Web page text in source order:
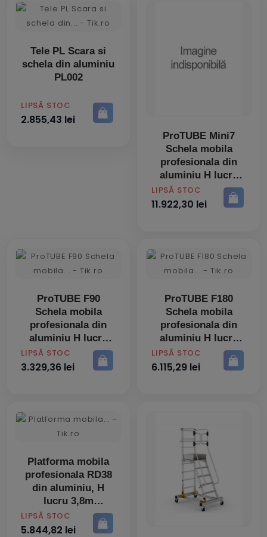
Tele PL Scara si
schela din aluminiu
PL002
PRET
LIPSĂ STOC
2.855,43 lei
ProTUBE Mini7
Schela mobila
profesionala din
aluminiu H lucru
6,8 m
PRET
LIPSĂ STOC
11.922,30 lei
ProTUBE F90
Schela mobila
profesionala din
aluminiu H lucru
2,7 m
PRET
LIPSĂ STOC
3.329,36 lei
ProTUBE F180
Schela mobila
profesionala din
aluminiu H lucru
3,6m
PRET
LIPSĂ STOC
6.115,29 lei
Platforma mobila
profesionala RD38
din aluminiu, H
lucru 3,8m
PRET
LIPSĂ STOC
5.844,82 lei